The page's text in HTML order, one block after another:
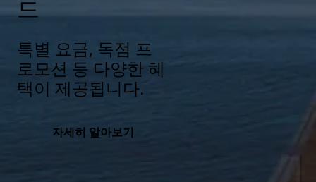
드
특별 요금, 독점 프
로모션 등 다양한 혜
택이 제공됩니다.
자세히 알아보기